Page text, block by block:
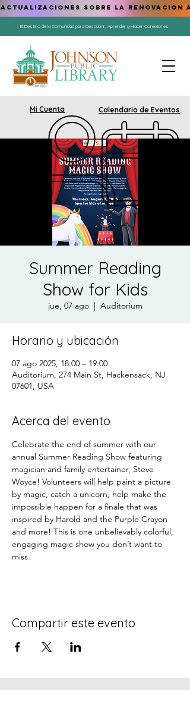
El Destino de la Comunidad para Descubrir, Aprender y Hacer Conexiones.
Mi Cuenta Calendario de Eventos
ACTUALIZACIONES SOBRE LA RENOVACIÓN
Summer Reading
Show for Kids
jue, 07 ago
  |
Auditorium
Horario y ubicación
07 ago 2025, 18:00 – 19:00
Auditorium, 274 Main St, Hackensack, NJ
07601, USA
Acerca del evento
Celebrate the end of summer with our
annual Summer Reading Show featuring
magician and family entertainer, Steve
Woyce! Volunteers will help paint a picture
by magic, catch a unicorn, help make the
impossible happen for a finale that was
inspired by Harold and the Purple Crayon
and more! This is one unbelievably colorful,
engaging magic show you don’t want to
miss.
Compartir este evento